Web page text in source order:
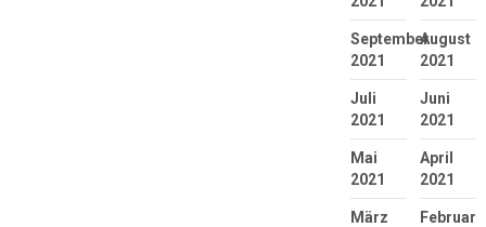
September
2021
August
2021
Juli
2021
Juni
2021
Mai
2021
April
2021
März
Februar